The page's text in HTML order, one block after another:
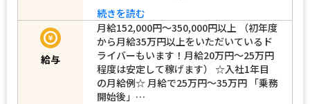
続きを読む
給与
月給152,000円～350,000円以上 （初年度
から月給35万円以上をいただいているド
ライバーもいます！月給20万円～25万円
程度は安定して稼げます） ☆入社1年目
の月給例☆ 月給で25万円～35万円 「乗務
開始後」…